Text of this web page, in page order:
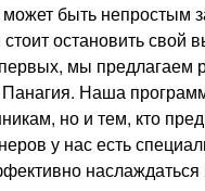
быть непростым
остановить свой
мы предлагаем
Наша
но и тем, кто
у нас есть
наслаждаться